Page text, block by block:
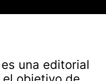
una editorial